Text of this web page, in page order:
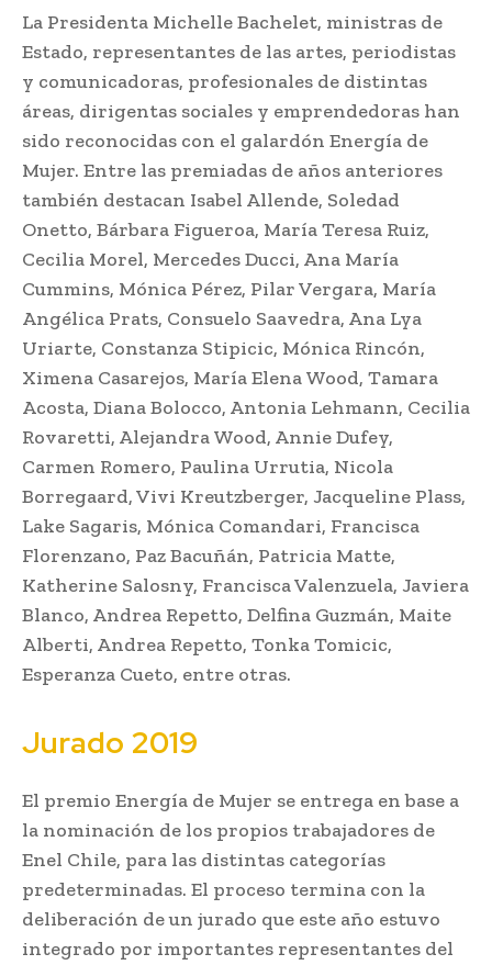
La Presidenta Michelle Bachelet, ministras de
Estado, representantes de las artes, periodistas
y comunicadoras, profesionales de distintas
áreas, dirigentas sociales y emprendedoras han
sido reconocidas con el galardón Energía de
Mujer. Entre las premiadas de años anteriores
también destacan Isabel Allende, Soledad
Onetto, Bárbara Figueroa, María Teresa Ruiz,
Cecilia Morel, Mercedes Ducci, Ana María
Cummins, Mónica Pérez, Pilar Vergara, María
Angélica Prats, Consuelo Saavedra, Ana Lya
Uriarte, Constanza Stipicic, Mónica Rincón,
Ximena Casarejos, María Elena Wood, Tamara
Acosta, Diana Bolocco, Antonia Lehmann, Cecilia
Rovaretti, Alejandra Wood, Annie Dufey,
Carmen Romero, Paulina Urrutia, Nicola
Borregaard, Vivi Kreutzberger, Jacqueline Plass,
Lake Sagaris, Mónica Comandari, Francisca
Florenzano, Paz Bacuñán, Patricia Matte,
Katherine Salosny, Francisca Valenzuela, Javiera
Blanco, Andrea Repetto, Delfina Guzmán, Maite
Alberti, Andrea Repetto, Tonka Tomicic,
Esperanza Cueto, entre otras.
Jurado 2019
El premio Energía de Mujer se entrega en base a
la nominación de los propios trabajadores de
Enel Chile, para las distintas categorías
predeterminadas. El proceso termina con la
deliberación de un jurado que este año estuvo
integrado por importantes representantes del